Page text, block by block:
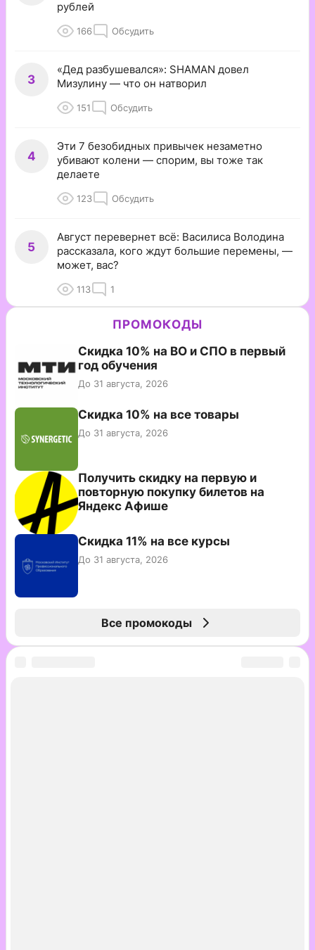
рублей
166 Обсудить
3
«Дед разбушевался»: SHAMAN довел
Мизулину — что он натворил
151 Обсудить
4
Эти 7 безобидных привычек незаметно
убивают колени — спорим, вы тоже так
делаете
123 Обсудить
5
Август перевернет всё: Василиса Володина
рассказала, кого ждут большие перемены, —
может, вас?
113 1
ПРОМОКОДЫ
Скидка 10% на ВО и СПО в первый
год обучения
До 31 августа, 2026
Скидка 10% на все товары
До 31 августа, 2026
Получить скидку на первую и
повторную покупку билетов на
Яндекс Афише
Скидка 11% на все курсы
До 31 августа, 2026
Все промокоды